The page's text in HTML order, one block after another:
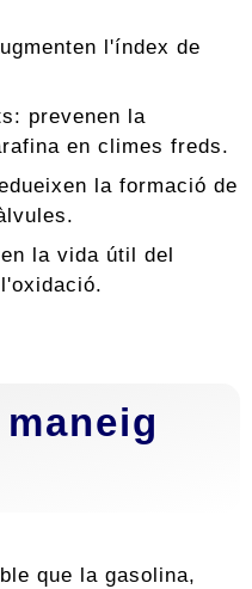
l'índex de
prevenen la
en climes freds.
la formació de
la vida útil del
que la gasolina,